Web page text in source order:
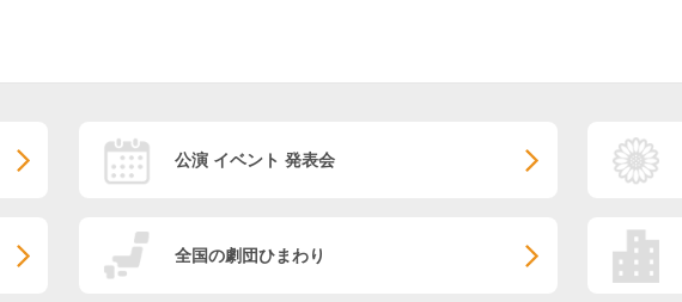
公演 イベント 発表会
全国の劇団ひまわり